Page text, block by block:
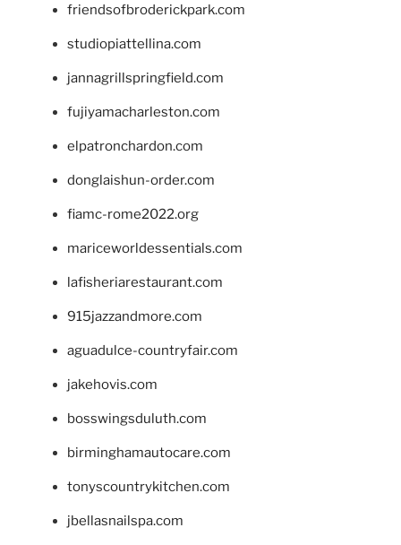
friendsofbroderickpark.com
studiopiattellina.com
jannagrillspringfield.com
fujiyamacharleston.com
elpatronchardon.com
donglaishun-order.com
fiamc-rome2022.org
mariceworldessentials.com
lafisheriarestaurant.com
915jazzandmore.com
aguadulce-countryfair.com
jakehovis.com
bosswingsduluth.com
birminghamautocare.com
tonyscountrykitchen.com
jbellasnailspa.com